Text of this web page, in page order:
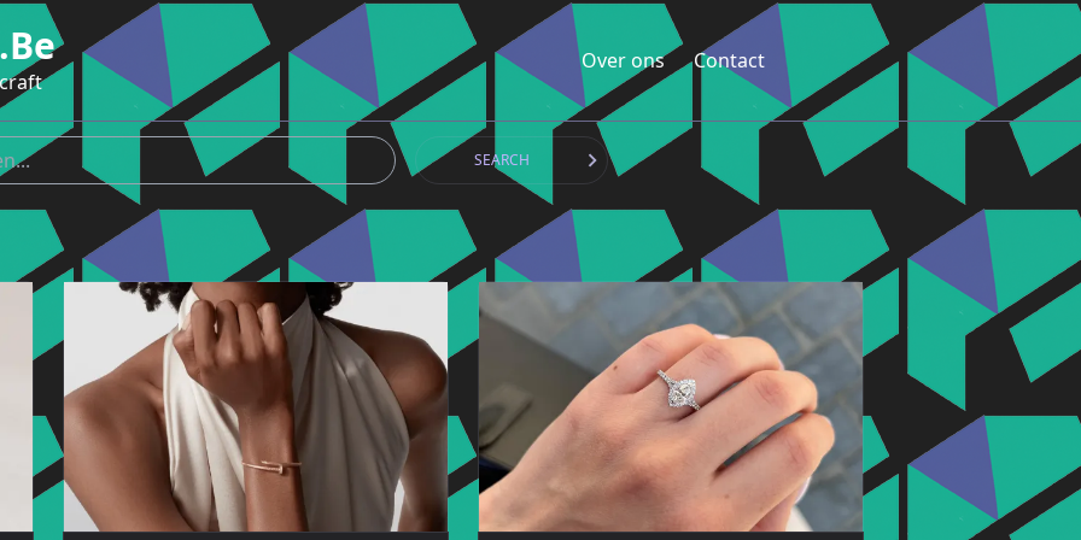
Over ons Contact
SEARCH